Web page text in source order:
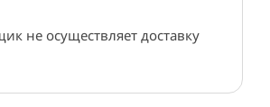
не осуществляет доставку